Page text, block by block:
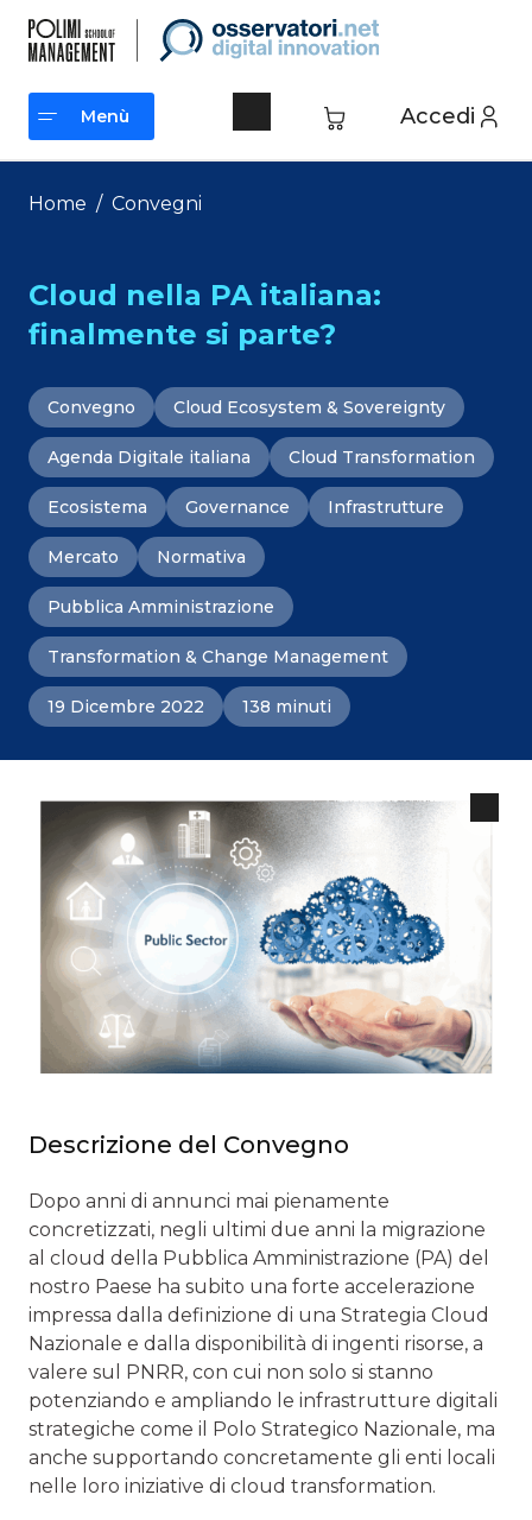
contenuto
Accedi
Menù
Menù
Home / Convegni
Cloud nella PA italiana:
finalmente si parte?
Convegno Cloud Ecosystem & Sovereignty
Agenda Digitale italiana Cloud Transformation
Ecosistema Governance Infrastrutture
Mercato Normativa
Pubblica Amministrazione
Transformation & Change Management
19 Dicembre 2022 138 minuti
Descrizione del Convegno
Dopo anni di annunci mai pienamente
concretizzati, negli ultimi due anni la migrazione
al cloud della Pubblica Amministrazione (PA) del
nostro Paese ha subito una forte accelerazione
impressa dalla definizione di una Strategia Cloud
Nazionale e dalla disponibilità di ingenti risorse, a
valere sul PNRR, con cui non solo si stanno
potenziando e ampliando le infrastrutture digitali
strategiche come il Polo Strategico Nazionale, ma
anche supportando concretamente gli enti locali
nelle loro iniziative di cloud transformation.